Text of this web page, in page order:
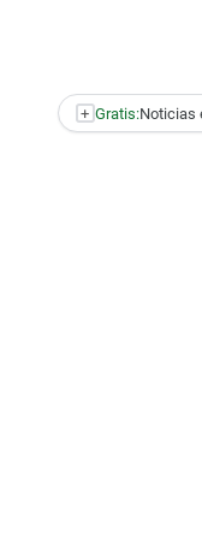
+ Gratis:Noticias